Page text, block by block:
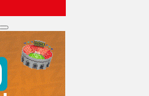
Search